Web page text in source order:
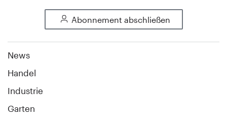
Abonnement abschließen
News
Handel
Industrie
Garten